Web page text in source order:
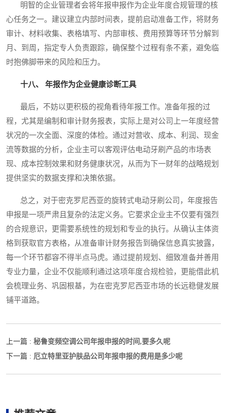
明智的企业管理者会将年报申报作为企业年度合规管理的核
心任务之一。建议建立内部时间表，提前启动准备工作，将财务
审计、材料收集、表格填写、内部审核、费用预算等环节分解到
月、到周，指定专人负责跟踪，确保整个过程有条不紊，避免临
时抱佛脚带来的风险和压力。
十八、 年报作为企业健康诊断工具
最后，不妨以更积极的视角看待年报工作。准备年报的过
程，尤其是编制和审计财务报表，实际上是对公司上一年度经营
状况的一次全面、深度的体检。通过对营收、成本、利润、现金
流等数据的分析，企业主可以客观评估电动牙刷产品的市场表
现、成本控制效果和财务健康状况，从而为下一财年的战略规划
提供坚实的数据支撑和决策依据。
总之，对于密克罗尼西亚的旋转式电动牙刷公司，年度报告
申报是一项严肃且复杂的法定义务。它要求企业主不仅要有强烈
的合规意识，更需要系统性的规划和专业的执行。从确认主体资
格到获取官方表格，从准备审计财务报告到确保信息真实披露，
每一个环节都容不得半点马虎。通过提前规划、细致准备并善用
专业力量，企业不仅能顺利通过这项年度合规检验，更能借此机
会梳理业务、巩固根基，为在密克罗尼西亚市场的长远稳健发展
铺平道路。
上一篇 : 秘鲁变频空调公司年报申报的时间,要多久呢
下一篇 : 厄立特里亚护肤品公司年报申报的费用是多少呢